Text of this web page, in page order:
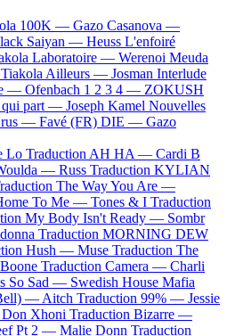
100K — Gazo Casanova —
Saiyan — Heuss L'enfoiré
Laboratoire — Werenoi Meuda
Ailleurs — Josman Interlude
— Ofenbach 1 2 3 4 — ZOKUSH
qui part — Joseph Kamel Nouvelles
— Favé (FR) DIE — Gazo
Lo Traduction AH HA — Cardi B
— Russ Traduction KYLIAN
The Way You Are —
To Me — Tones & I Traduction
My Body Isn't Ready — Sombr
Traduction MORNING DEW
Hush — Muse Traduction The
Traduction Camera — Charli
So Sad — Swedish House Mafia
— Aitch Traduction 99% — Jessie
Don Xhoni Traduction Bizarre —
Pt 2 — Malie Donn Traduction